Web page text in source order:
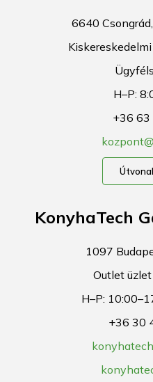
6640
H–P:
+36
KonyhaTech
1097
Outlet
H–P:
+36 30